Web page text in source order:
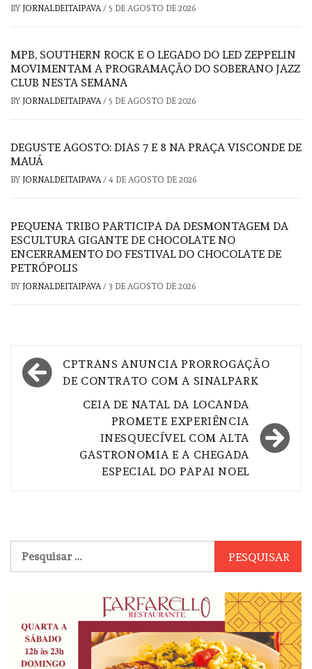
BY JORNALDEITAIPAVA/ 5 DE AGOSTO DE 2026
MPB, SOUTHERN ROCK E O LEGADO DO LED ZEPPELIN
MOVIMENTAM A PROGRAMAÇÃO DO SOBERANO JAZZ
CLUB NESTA SEMANA
BY JORNALDEITAIPAVA/ 5 DE AGOSTO DE 2026
DEGUSTE AGOSTO: DIAS 7 E 8 NA PRAÇA VISCONDE DE
MAUÁ
BY JORNALDEITAIPAVA/ 4 DE AGOSTO DE 2026
PEQUENA TRIBO PARTICIPA DA DESMONTAGEM DA
ESCULTURA GIGANTE DE CHOCOLATE NO
ENCERRAMENTO DO FESTIVAL DO CHOCOLATE DE
PETRÓPOLIS
BY JORNALDEITAIPAVA/ 3 DE AGOSTO DE 2026
Navegação
de
CPTRANS ANUNCIA PRORROGAÇÃO
DE CONTRATO COM A SINALPARK
CEIA DE NATAL DA LOCANDA
PROMETE EXPERIÊNCIA
INESQUECÍVEL COM ALTA
GASTRONOMIA E A CHEGADA
ESPECIAL DO PAPAI NOEL